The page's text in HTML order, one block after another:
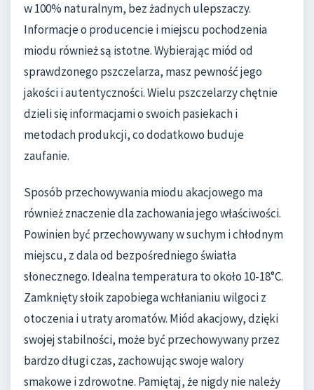
w 100% naturalnym, bez żadnych ulepszaczy.
Informacje o producencie i miejscu pochodzenia
miodu również są istotne. Wybierając miód od
sprawdzonego pszczelarza, masz pewność jego
jakości i autentyczności. Wielu pszczelarzy chętnie
dzieli się informacjami o swoich pasiekach i
metodach produkcji, co dodatkowo buduje
zaufanie.
Sposób przechowywania miodu akacjowego ma
również znaczenie dla zachowania jego właściwości.
Powinien być przechowywany w suchym i chłodnym
miejscu, z dala od bezpośredniego światła
słonecznego. Idealna temperatura to około 10-18°C.
Zamknięty słoik zapobiega wchłanianiu wilgoci z
otoczenia i utraty aromatów. Miód akacjowy, dzięki
swojej stabilności, może być przechowywany przez
bardzo długi czas, zachowując swoje walory
smakowe i zdrowotne. Pamiętaj, że nigdy nie należy